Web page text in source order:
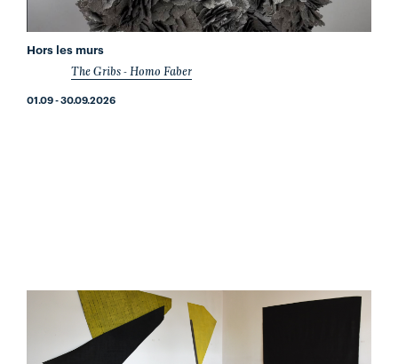
Hors les murs
The Gribs - Homo Faber
01.09 - 30.09.2026